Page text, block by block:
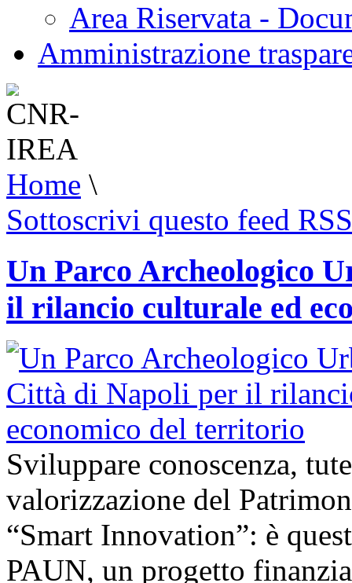
Area Riservata -
Amministrazione
Home \
Sottoscrivi questo feed RSS
Un Parco Archeologico
il rilancio culturale ed
Sviluppare conoscenza,
valorizzazione del
“Smart Innovation”: è
PAUN, un progetto